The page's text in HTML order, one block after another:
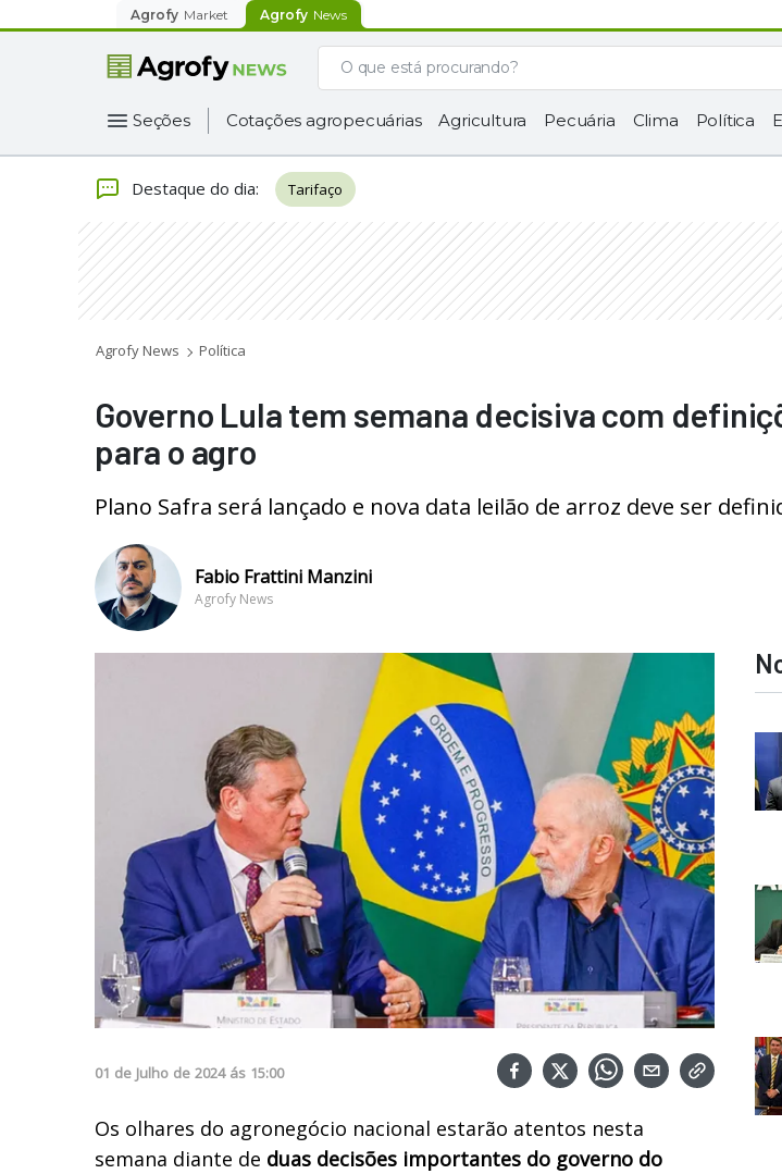
Agrofy Market Agrofy News
Seções Cotações agropecuárias Agricultura Pecuária Clima Política
Destaque do dia: Tarifaço
Agrofy News Política
Governo Lula tem semana decisiva com
para o agro
Plano Safra será lançado e nova data leilão de arroz deve ser
Fabio Frattini Manzini
Agrofy News
01 de Julho de 2024 ás 15:00
Os olhares do agronegócio nacional estarão atentos nesta
semana diante de duas decisões importantes do governo do